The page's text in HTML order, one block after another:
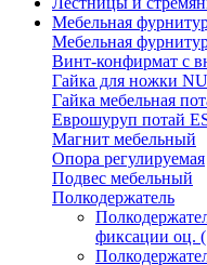
Мебельная
Мебельная
Винт-конфирмат с
Гайка для ножки
Гайка мебельная
Еврошуруп потай
Магнит мебельный
Опора регулируемая
Подвес мебельный
Полкодержатель
фиксации оц.